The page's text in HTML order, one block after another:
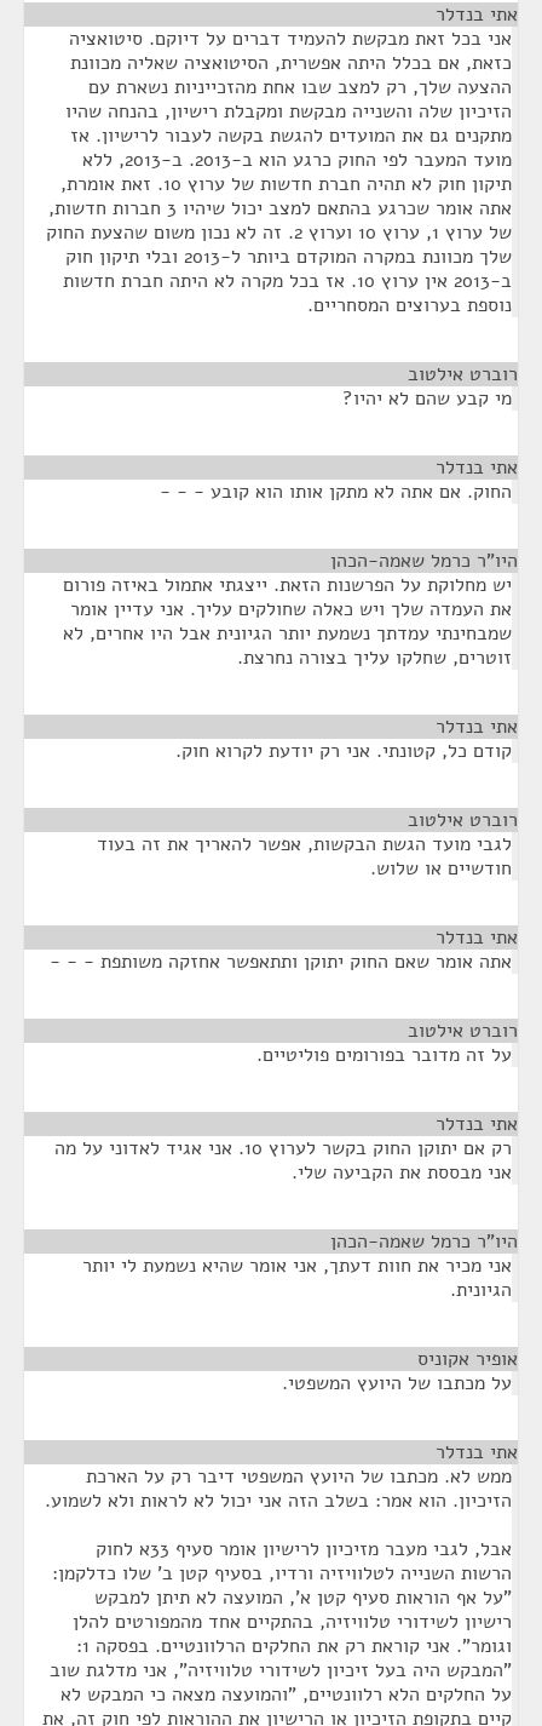
אתי בנדלר
אני בכל זאת מבקשת להעמיד דברים על דיוקם. סיטואציה
כזאת, אם בכלל היתה אפשרית, הסיטואציה שאליה מכוונת
ההצעה שלך, רק למצב שבו אחת מהזכייניות נשארת עם
הזיכיון שלה והשנייה מבקשת ומקבלת רישיון, בהנחה שהיו
מתקנים גם את המועדים להגשת בקשה לעבור לרישיון. אז
מועד המעבר לפי החוק כרגע הוא ב-2013. ב-2013, ללא
תיקון חוק לא תהיה חברת חדשות של ערוץ 10. זאת אומרת,
אתה אומר שכרגע בהתאם למצב יכול שיהיו 3 חברות חדשות,
של ערוץ 1, ערוץ 10 וערוץ 2. זה לא נכון משום שהצעת החוק
שלך מכוונת במקרה המוקדם ביותר ל-2013 ובלי תיקון חוק
ב-2013 אין ערוץ 10. אז בכל מקרה לא היתה חברת חדשות
נוספת בערוצים המסחריים.
רוברט אילטוב
מי קבע שהם לא יהיו?
אתי בנדלר
החוק. אם אתה לא מתקן אותו הוא קובע - - -
היו"ר כרמל שאמה-הכהן
יש מחלוקת על הפרשנות הזאת. ייצגתי אתמול באיזה פורום
את העמדה שלך ויש כאלה שחולקים עליך. אני עדיין אומר
שמבחינתי עמדתך נשמעת יותר הגיונית אבל היו אחרים, לא
זוטרים, שחלקו עליך בצורה נחרצת.
אתי בנדלר
קודם כל, קטונתי. אני רק יודעת לקרוא חוק.
רוברט אילטוב
לגבי מועד הגשת הבקשות, אפשר להאריך את זה בעוד
חודשיים או שלוש.
אתי בנדלר
אתה אומר שאם החוק יתוקן ותתאפשר אחזקה משותפת - - -
רוברט אילטוב
על זה מדובר בפורומים פוליטיים.
אתי בנדלר
רק אם יתוקן החוק בקשר לערוץ 10. אני אגיד לאדוני על מה
אני מבססת את הקביעה שלי.
היו"ר כרמל שאמה-הכהן
אני מכיר את חוות דעתך, אני אומר שהיא נשמעת לי יותר
הגיונית.
אופיר אקוניס
על מכתבו של היועץ המשפטי.
אתי בנדלר
ממש לא. מכתבו של היועץ המשפטי דיבר רק על הארכת
הזיכיון. הוא אמר: בשלב הזה אני יכול לא לראות ולא לשמוע.
אבל, לגבי מעבר מזיכיון לרישיון אומר סעיף 33א לחוק
הרשות השנייה לטלוויזיה ורדיו, בסעיף קטן ב' שלו כדלקמן:
"על אף הוראות סעיף קטן א', המועצה לא תיתן למבקש
רישיון לשידורי טלוויזיה, בהתקיים אחד מהמפורטים להלן
וגומר". אני קוראת רק את החלקים הרלוונטיים. בפסקה 1:
"המבקש היה בעל זיכיון לשידורי טלוויזיה", אני מדלגת שוב
על החלקים הלא רלוונטיים, "והמועצה מצאה כי המבקש לא
קיים בתקופת הזיכיון או הרישיון את ההוראות לפי חוק זה, את